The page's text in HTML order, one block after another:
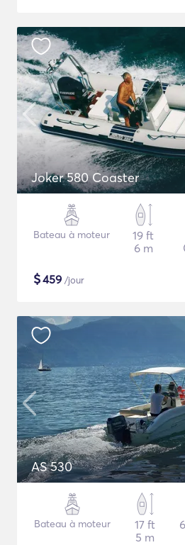
Joker 580 Coaster
Bateau à moteur
19 ft
6 m
$459 /jour
AS 530
Bateau à moteur
17 ft
5 m